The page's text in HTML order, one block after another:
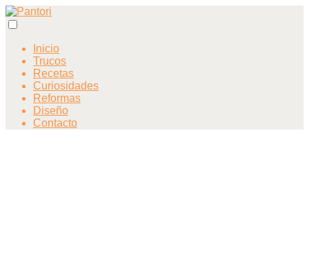
Inicio
Trucos
Recetas
Curiosidades
Reformas
Diseño
Contacto